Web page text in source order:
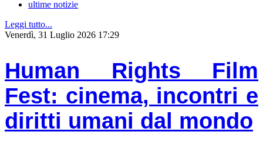
ultime notizie
Leggi tutto...
Venerdì, 31 Luglio 2026 17:29
Human Rights Film
Fest: cinema, incontri e
diritti umani dal mondo